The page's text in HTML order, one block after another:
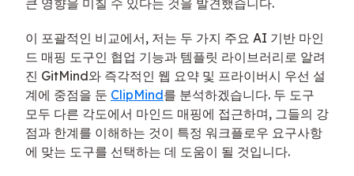
이 포괄적인 비교에서, 저는 두 가지 주요 AI 기반 마인
드 매핑 도구인 협업 기능과 템플릿 라이브러리로 알려
진 GitMind와 즉각적인 웹 요약 및 프라이버시 우선 설
계에 중점을 둔 ClipMind를 분석하겠습니다. 두 도구
모두 다른 각도에서 마인드 매핑에 접근하며, 그들의 강
점과 한계를 이해하는 것이 특정 워크플로우 요구사항
에 맞는 도구를 선택하는 데 도움이 될 것입니다.